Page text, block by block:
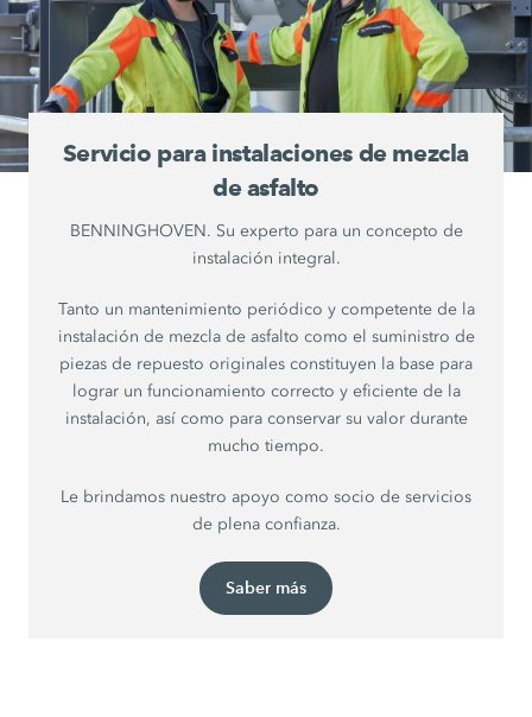
Servicio para instalaciones de mezcla
de asfalto
BENNINGHOVEN. Su experto para un concepto de
instalación integral.
Tanto un mantenimiento periódico y competente de la
instalación de mezcla de asfalto como el suministro de
piezas de repuesto originales constituyen la base para
lograr un funcionamiento correcto y eficiente de la
instalación, así como para conservar su valor durante
mucho tiempo.
Le brindamos nuestro apoyo como socio de servicios
de plena confianza.
Saber más